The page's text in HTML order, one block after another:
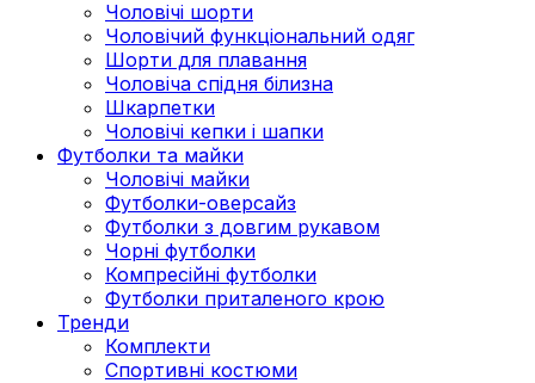
Чоловічі шорти
Чоловічий функціональний одяг
Шорти для плавання
Чоловіча спідня білизна
Шкарпетки
Чоловічі кепки і шапки
Футболки та майки
Чоловічі майки
Футболки-оверсайз
Футболки з довгим рукавом
Чорні футболки
Компресійні футболки
Футболки приталеного крою
Тренди
Комплекти
Спортивні костюми